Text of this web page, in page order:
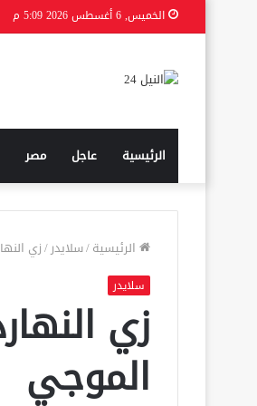
الخميس, 6 أغسطس 2026 5:09 م
الرئيسية عاجل مصر
الرئيسية/سلايدر/زي
سلايدر
زي
الموجي